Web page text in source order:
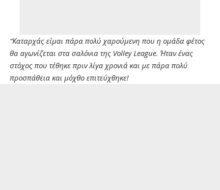
“Καταρχάς είμαι πάρα πολύ χαρούμενη που η ομάδα φέτος
θα αγωνίζεται στα σαλόνια της Volley League. Ήταν ένας
στόχος που τέθηκε πριν λίγα χρονιά και με πάρα πολύ
προσπάθεια και μόχθο επιτεύχθηκε!